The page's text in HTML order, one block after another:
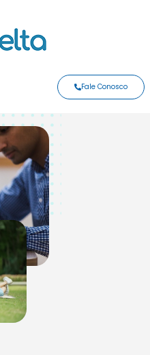
Fale Conosco